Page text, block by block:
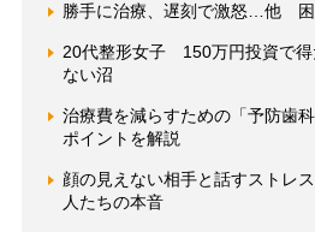
勝手に治療、遅刻で激怒…他 困
20代整形女子 150万円投資で得
ない沼
治療費を減らすための「予防歯
ポイントを解説
顔の見えない相手と話すスト
人たちの本音